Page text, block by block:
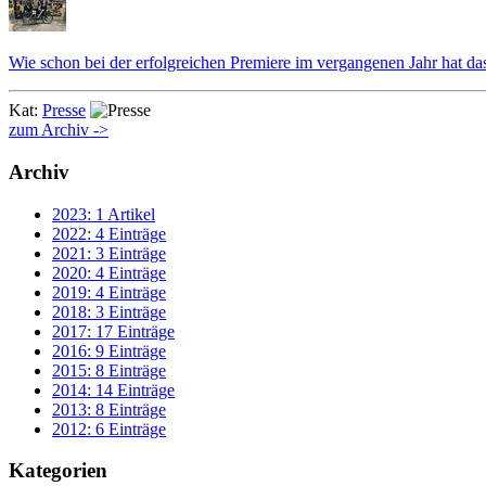
Wie schon bei der erfolgreichen Premiere im vergangenen Jahr hat
Kat: Presse
zum Archiv ->
Archiv
2023: 1 Artikel
2022: 4 Einträge
2021: 3 Einträge
2020: 4 Einträge
2019: 4 Einträge
2018: 3 Einträge
2017: 17 Einträge
2016: 9 Einträge
2015: 8 Einträge
2014: 14 Einträge
2013: 8 Einträge
2012: 6 Einträge
Kategorien